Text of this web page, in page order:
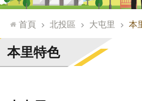
台
通
臺
北
市
首頁 北投區 大屯里 本
本里特色